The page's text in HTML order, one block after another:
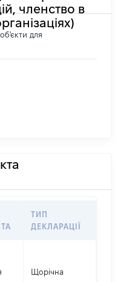
членство в
для
ТИП
ДЕКЛАРАЦІЇ
Щорічна